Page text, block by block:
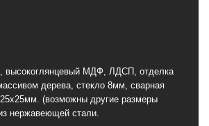
МДФ, ЛДСП, отделка
дерева, стекло 8мм, сварная
25х25мм. (возможны другие размеры
нержавеющей стали.